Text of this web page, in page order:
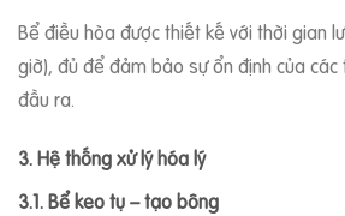
Bể điều hòa được thiết kế với thời gian
giờ), đủ để đảm bảo sự ổn định của
đầu ra.
3. Hệ thống xử lý hóa lý
3.1. Bể keo tụ – tạo bông